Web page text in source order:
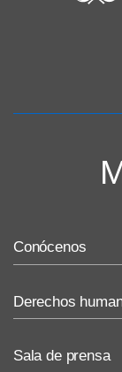
Conócenos
La ONU-DH en
Vacantes ONU-DH
Derechos
Sala de prensa